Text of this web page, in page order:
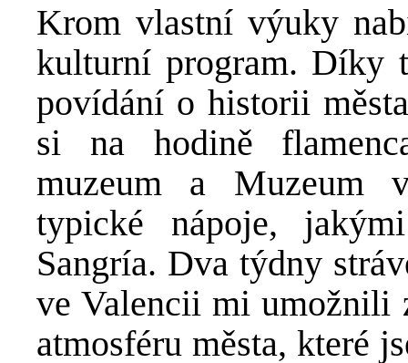
Krom vlastní výuky
kulturní program. Díky
povídání o historii
si na hodině
muzeum a Muzeum
typické nápoje,
Sangría. Dva týdny
ve Valencii mi umožnili
atmosféru města, které